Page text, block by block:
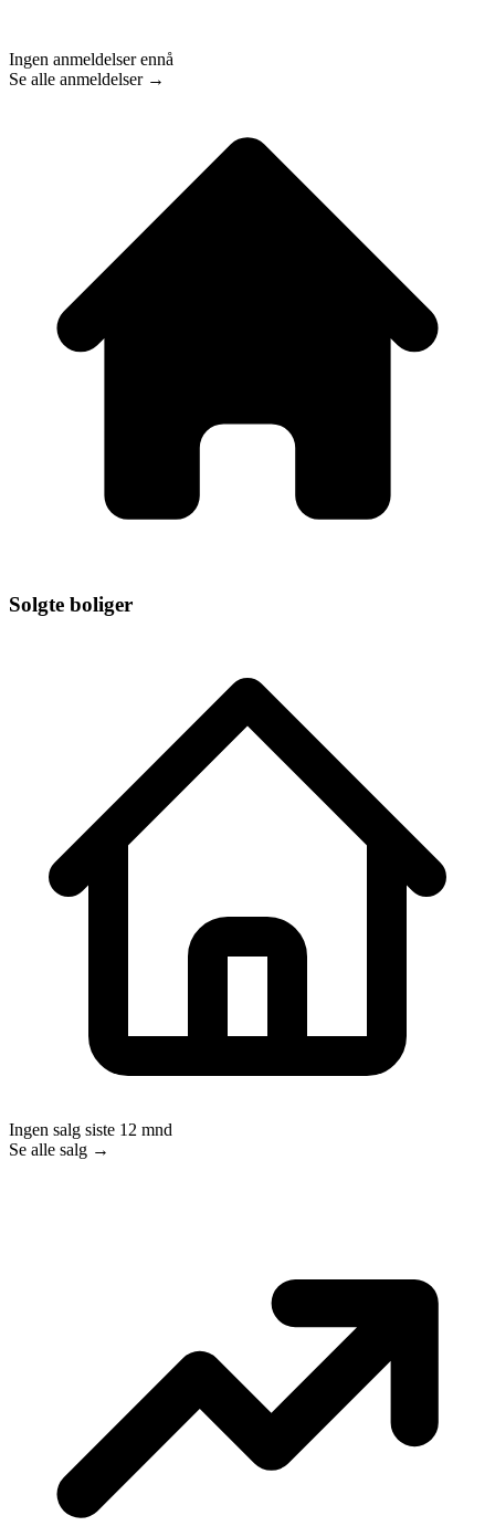
Ingen anmeldelser ennå
Se alle anmeldelser →
Solgte boliger
Ingen salg siste 12 mnd
Se alle salg →